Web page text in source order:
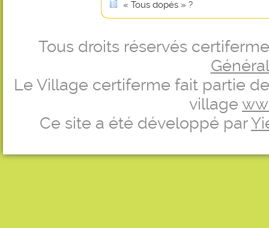
« Tous dopés » ?
Tous droits réservés
Le Village certiferme fait partie
village
Ce site a été développé par